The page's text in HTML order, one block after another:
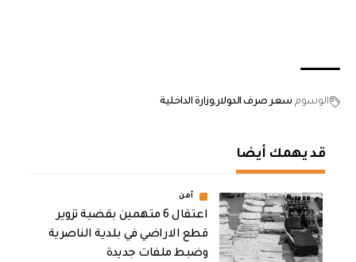
الوسوم سعر صرف الدولاروزارة الداخلية
قد يهمك أيضا
أمن
اعتقال 6 متهمين بقضية تزوير
قطع الاراضي في بلدية الناصرية
وضبط ملفات جديدة